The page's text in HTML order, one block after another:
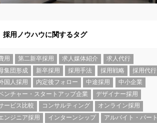
採用ノウハウに関するタグ
用 第二新卒採用 求人媒体紹介
求人代行
集団形成
新卒採用 採用手法 採用戦略
採用代行
国人採用
内定後フォロー 中途採用
中小企業
ンチャー・スタートアップ企業
デザイナー採用
ービス比較
コンサルティング
オンライン採用
ンジニア採用
インターンシップ
アルバイト・パート